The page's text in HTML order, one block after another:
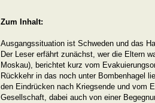
Zum Inhalt:
Ausgangssituation ist Schweden und das
Der Leser erfährt zunächst, wer die Eltern
Moskau), berichtet kurz vom
Rückkehr in das noch unter Bombenhagel
den Eindrücken nach Kriegsende und vom
Gesellschaft, dabei auch von einer